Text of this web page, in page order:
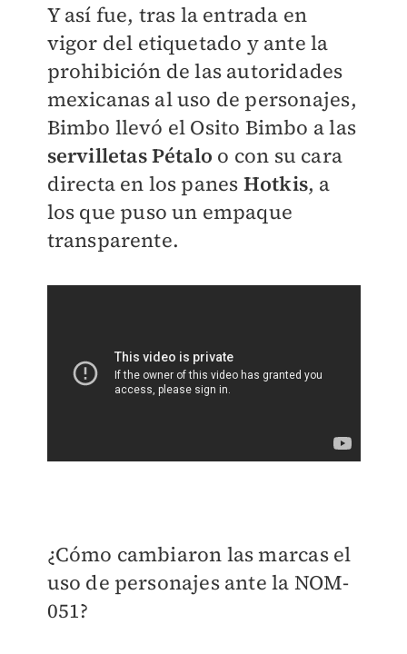
Y así fue, tras la entrada en
vigor del etiquetado y ante la
prohibición de las autoridades
mexicanas al uso de personajes,
Bimbo llevó el Osito Bimbo a las
servilletas Pétalo o con su cara
directa en los panes Hotkis, a
los que puso un empaque
transparente.
¿Cómo cambiaron las marcas el
uso de personajes ante la NOM-
051?